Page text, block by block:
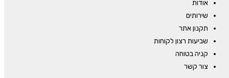
אודות
שירותים
תקנון אתר
שביעות רצון לקוחות
קניה בטוחה
צור קשר